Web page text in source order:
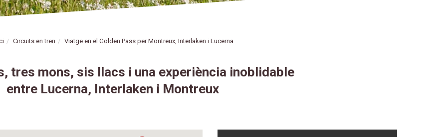
Circuits en tren Viatge en el Golden Pass per Montreux, Interlaken i Lucerna
tres mons, sis llacs i una experiència inoblidable
entre Lucerna, Interlaken i Montreux